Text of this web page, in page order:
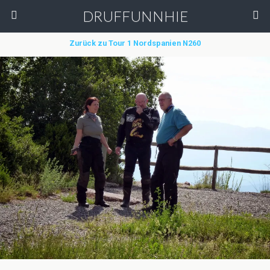
DRUFFUNNHIE
Zurück zu Tour 1 Nordspanien N260